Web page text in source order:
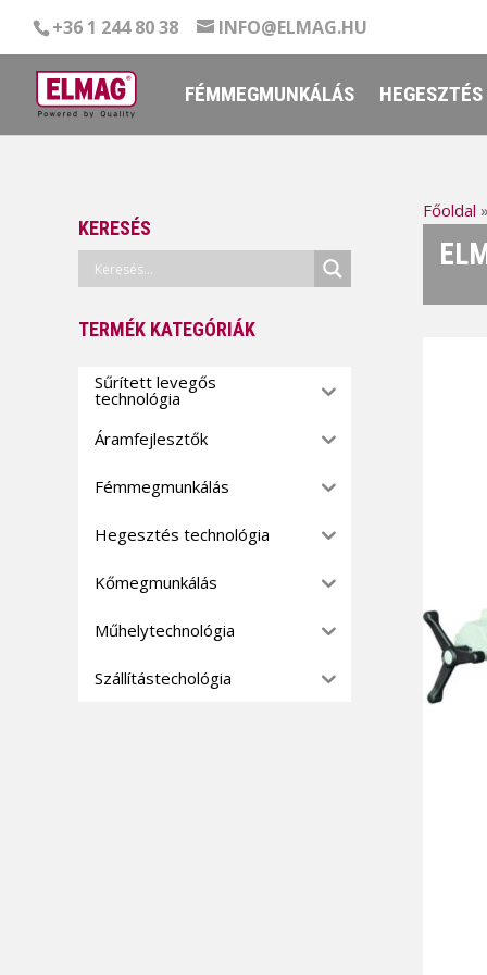
+36 1 244 80 38 INFO@ELMAG.HU
FÉMMEGMUNKÁLÁS HEGESZTÉS
Főoldal
KERESÉS
TERMÉK KATEGÓRIÁK
Sűrített levegős
technológia
Áramfejlesztők
Fémmegmunkálás
Hegesztés technológia
Kőmegmunkálás
Műhelytechnológia
Szállítástechológia